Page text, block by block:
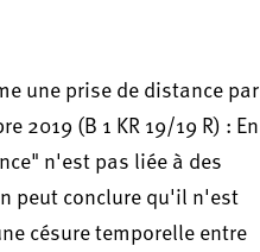
une prise de distance par
2019 (B 1 KR 19/19 R) : En
n'est pas liée à des
peut conclure qu'il n'est
césure temporelle entre